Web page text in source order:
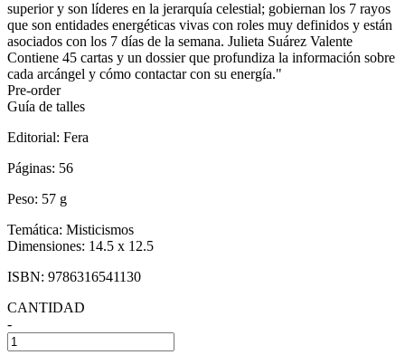
superior y son líderes en la jerarquía celestial; gobiernan los 7 rayos
que son entidades energéticas vivas con roles muy definidos y están
asociados con los 7 días de la semana. Julieta Suárez Valente
Contiene 45 cartas y un dossier que profundiza la información sobre
cada arcángel y cómo contactar con su energía."
Pre-order
Guía de talles
Editorial: Fera
Páginas: 56
Peso: 57 g
Temática: Misticismos
Dimensiones: 14.5 x 12.5
ISBN: 9786316541130
CANTIDAD
-